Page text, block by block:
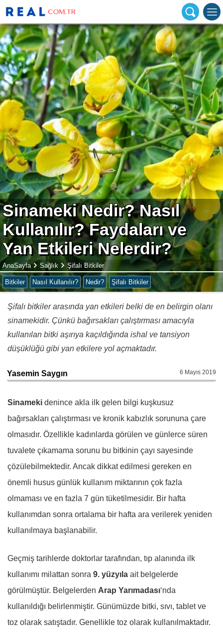
Sinameki Nedir? Nasıl
Kullanılır? Faydaları ve
Yan Etkileri Nelerdir?
AnaSayfa Sağlık Şifalı Bitkiler
Bitkiler Nasıl Kullanılır? Nedir? Şifalı Bitkiler
Şifalı bitkiler arasında yan etkileri belki de en belirgin olanı
sinamekidir. Çünkü bağırsakları çalıştırması amacıyla
kullanılan bitki aşırıya kaçıldığında ishal ve tansiyon
düşüklüğü gibi yan etkilere yol açmaktadır.
Yasemin Saygın 6 Mayıs 2019
Sinameki denince akla ilk gelen bilgi kuşkusuz
bağırsakları çalıştırması ve kronik kabızlık sorununa çare
olmasıdır. Özellikle kadınlarda görülen ve günlerce süren
tuvalete çıkamama sorunu bu bitkinin çayı sayesinde
çözülebilmektedir. Ancak dikkat edilmesi gereken en
önemli husus günlük kullanım miktarının çok fazla
olmaması ve en fazla 7 gün tüketilmesidir. Bir hafta
kullanımdan sonra ortalama bir hafta ara verilerek yeniden
kullanılmaya başlanabilir.
Geçmiş tarihlerde doktorlar tarafından, tıp alanında ilk
kullanımı milattan sonra 9. yüzyıla ait belgelerde
görülmüştür. Belgelerden Arap Yarımadası‘nda
kullanıldığı belirlenmiştir. Günümüzde bitki, sıvı, tablet ve
toz olarak satıştadır. Genellikle toz olarak kullanılmaktadır.